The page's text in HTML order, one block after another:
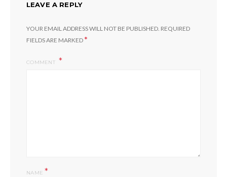
LEAVE A REPLY
YOUR EMAIL ADDRESS WILL NOT BE PUBLISHED. REQUIRED
FIELDS ARE MARKED*
COMMENT
NAME*